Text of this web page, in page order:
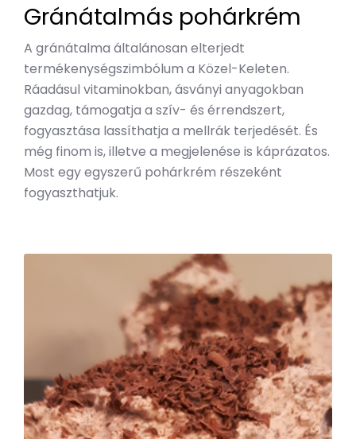
Gránátalmás pohárkrém
A gránátalma általánosan elterjedt
termékenységszimbólum a Közel-Keleten.
Ráadásul vitaminokban, ásványi anyagokban
gazdag, támogatja a szív- és érrendszert,
fogyasztása lassíthatja a mellrák terjedését. És
még finom is, illetve a megjelenése is káprázatos.
Most egy egyszerű pohárkrém részeként
fogyaszthatjuk.